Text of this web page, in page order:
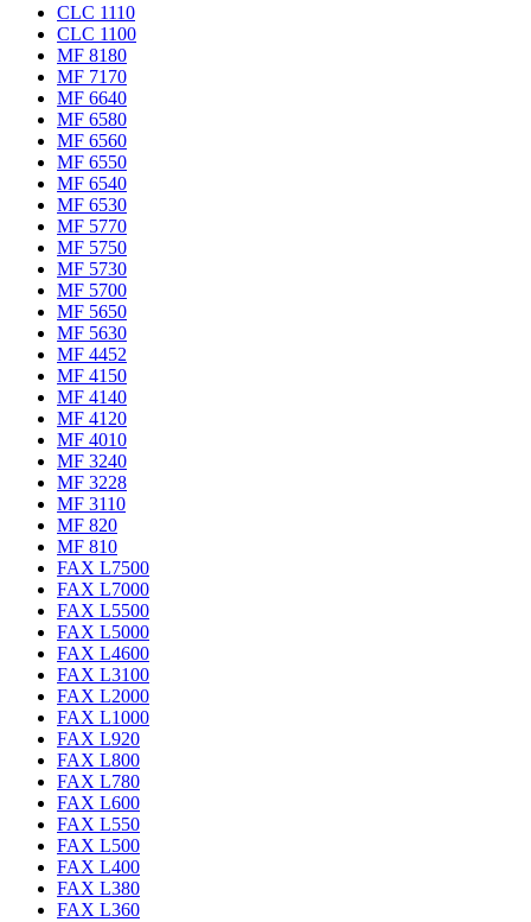
CLC 1110
CLC 1100
MF 8180
MF 7170
MF 6640
MF 6580
MF 6560
MF 6550
MF 6540
MF 6530
MF 5770
MF 5750
MF 5730
MF 5700
MF 5650
MF 5630
MF 4452
MF 4150
MF 4140
MF 4120
MF 4010
MF 3240
MF 3228
MF 3110
MF 820
MF 810
FAX L7500
FAX L7000
FAX L5500
FAX L5000
FAX L4600
FAX L3100
FAX L2000
FAX L1000
FAX L920
FAX L800
FAX L780
FAX L600
FAX L550
FAX L500
FAX L400
FAX L380
FAX L360